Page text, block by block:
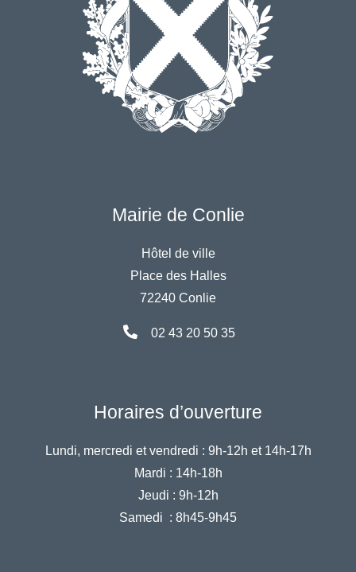
Mairie de Conlie
Hôtel de ville
Place des Halles
72240 Conlie
02 43 20 50 35
Horaires d’ouverture
Lundi, mercredi et vendredi : 9h-12h et 14h-17h
Mardi : 14h-18h
Jeudi : 9h-12h
Samedi : 8h45-9h45